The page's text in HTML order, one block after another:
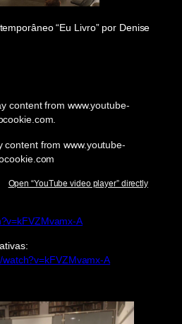
“Eu Livro” por Denise
content from www.youtube-
content from www.youtube-
Open “YouTube video player” directly
A
A